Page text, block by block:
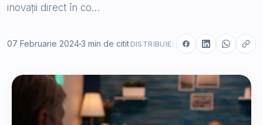
inovații direct în co…
07 Februarie 20243 min de cititDISTRIBUIE: